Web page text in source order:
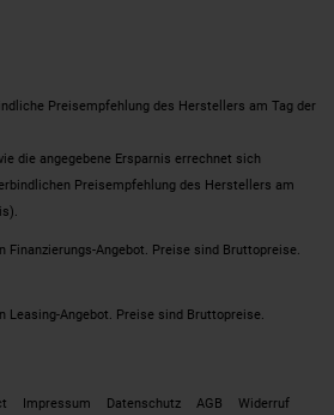
Preisempfehlung des Herstellers am Tag der
die angegebene Ersparnis errechnet sich
Preisempfehlung des Herstellers am
Finanzierungs-Angebot. Preise sind Bruttopreise.
Leasing-Angebot. Preise sind Bruttopreise.
Impressum Datenschutz AGB Widerruf